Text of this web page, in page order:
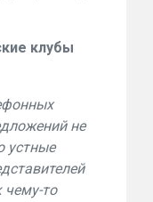
клубы
не
устные
чему-то